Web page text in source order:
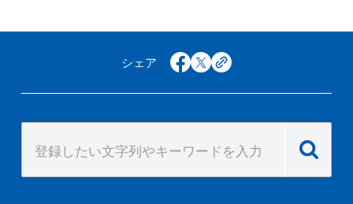
シェア facebook
x copy